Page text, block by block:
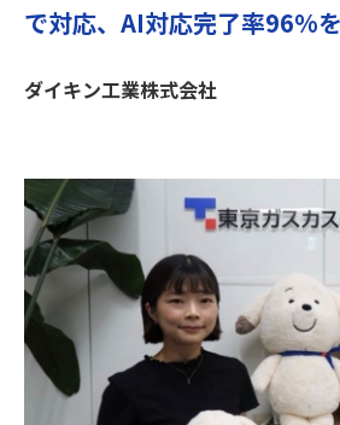
で対応、AI対応完了率96%
ダイキン工業株式会社